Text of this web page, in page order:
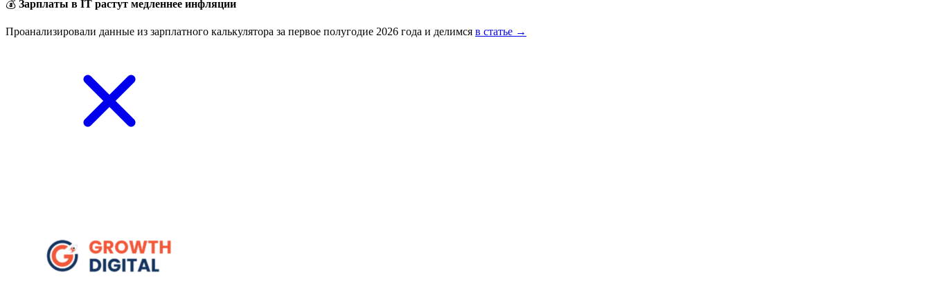
💰 Зарплаты в IT растут медленнее инфляции
Проанализировали данные из зарплатного калькулятора за первое полугодие 2026 года и делимся в статье →